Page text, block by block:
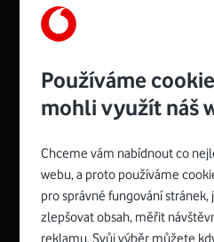
Zyxel VMG8623-T50B:
Rozměry modemu jsou 16 x 22
Spojte se s
Používáme
mohli využít náš
Chceme vám nabídnout co
webu, a proto používáme
pro správné fungování
zlepšovat obsah, měřit
reklamu. Svůj výběr můžete